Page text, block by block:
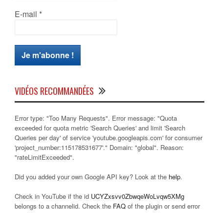
E-mail *
VIDÉOS RECOMMANDÉES
Error type: "Too Many Requests". Error message: "Quota
exceeded for quota metric 'Search Queries' and limit 'Search
Queries per day' of service 'youtube.googleapis.com' for consumer
'project_number:115178531677'." Domain: "global". Reason:
"rateLimitExceeded".
Did you added your own Google API key? Look at the help.
Check in YouTube if the id UCYZxsvv0ZbwqeWoLvqw5XMg
belongs to a channelid. Check the FAQ of the plugin or send error